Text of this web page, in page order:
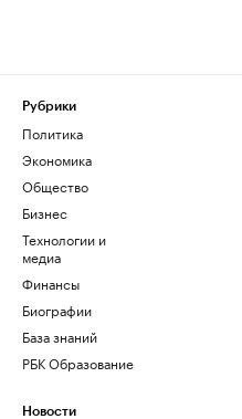
Рубрики
Политика
Экономика
Общество
Бизнес
Технологии и
медиа
Финансы
Биографии
База знаний
РБК Образование
Новости